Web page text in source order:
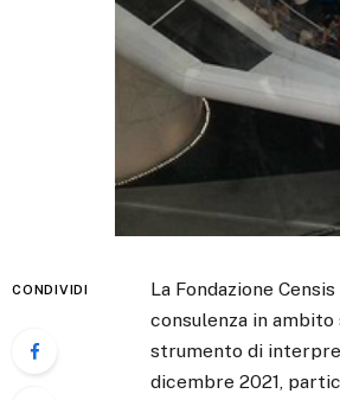
CONDIVIDI
La Fondazione
consulenza in
strumento di
dicembre 2021,